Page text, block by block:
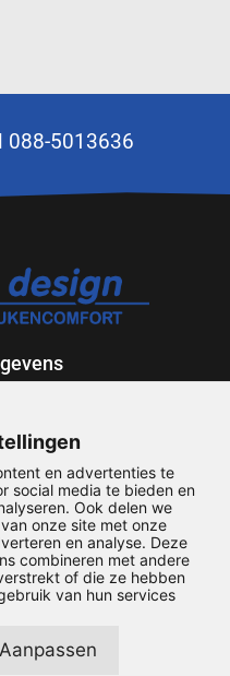
088-5013636
en advertenties te
social media te bieden en
Ook delen we
onze site met onze
en analyse. Deze
combineren met andere
of die ze hebben
van hun services
Aanpassen